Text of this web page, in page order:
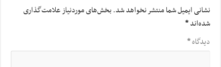
نشانی ایمیل شما منتشر نخواهد شد.بخش‌های موردنیاز علامت‌گذاری
شده‌اند*
دیدگاه*